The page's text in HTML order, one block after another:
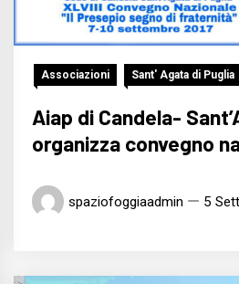
Associazioni Sant' Agata di Puglia
Aiap di Candela-
organizza convegno
spaziofoggiaadmin 5